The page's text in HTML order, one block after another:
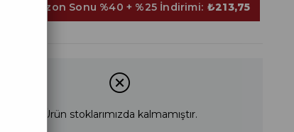
Sezon Sonu %40 + %25 İndirimi: ₺213,75
Ürün stoklarımızda kalmamıştır.